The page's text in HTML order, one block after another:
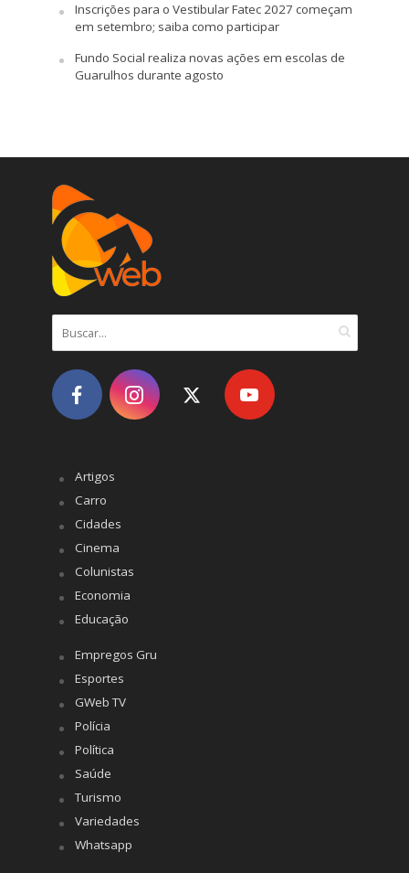
Inscrições para o Vestibular Fatec 2027 começam
em setembro; saiba como participar
Fundo Social realiza novas ações em escolas de
Guarulhos durante agosto
Artigos
Carro
Cidades
Cinema
Colunistas
Economia
Educação
Empregos Gru
Esportes
GWeb TV
Polícia
Política
Saúde
Turismo
Variedades
Whatsapp